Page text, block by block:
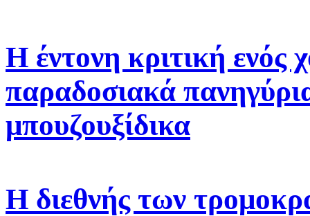
Η έντονη κριτική ενός
παραδοσιακά
μπουζουξίδικα
Η διεθνής των